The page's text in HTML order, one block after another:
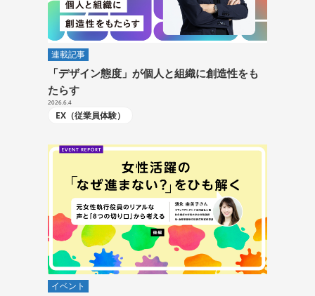
連載記事
「デザイン態度」が個人と組織に創造性をも
たらす
2026.6.4
EX（従業員体験）
イベント